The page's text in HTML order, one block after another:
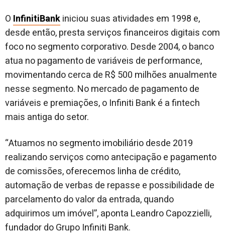
O InfinitiBankiniciou suas atividades em 1998 e,
desde então, presta serviços financeiros digitais com
foco no segmento corporativo. Desde 2004, o banco
atua no pagamento de variáveis de performance,
movimentando cerca de R$ 500 milhões anualmente
nesse segmento. No mercado de pagamento de
variáveis e premiações, o Infiniti Bank é a fintech
mais antiga do setor.
“Atuamos no segmento imobiliário desde 2019
realizando serviços como antecipação e pagamento
de comissões, oferecemos linha de crédito,
automação de verbas de repasse e possibilidade de
parcelamento do valor da entrada, quando
adquirimos um imóvel”, aponta Leandro Capozzielli,
fundador do Grupo Infiniti Bank.